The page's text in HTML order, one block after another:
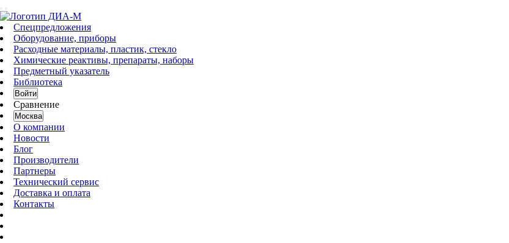
Спецпредложения
Оборудование, приборы
Расходные материалы, пластик, стекло
Химические реактивы, препараты, наборы
Предметный указатель
Библиотека
Войти
Сравнение
Москва
О компании
Новости
Блог
Производители
Партнеры
Технический сервис
Доставка и оплата
Контакты